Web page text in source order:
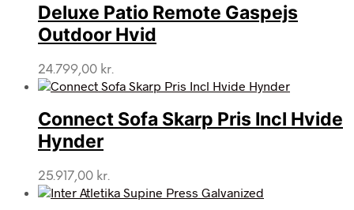
var:
30.495,00 kr..
er:
19.999,00 kr..
Deluxe Patio Remote Gaspejs
Outdoor Hvid
24.799,00 kr.
Connect Sofa Skarp Pris Incl Hvide
Hynder
25.917,00 kr.